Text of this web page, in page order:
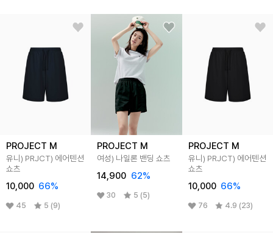
PROJECT M
유니) PRJCT) 에어텐션
쇼츠
10,000 66%
45 5 (9)
PROJECT M
여성) 나일론 밴딩 쇼츠
14,900 62%
30 5 (5)
PROJECT M
유니) PRJCT) 에어텐션
쇼츠
10,000 66%
76 4.9 (23)